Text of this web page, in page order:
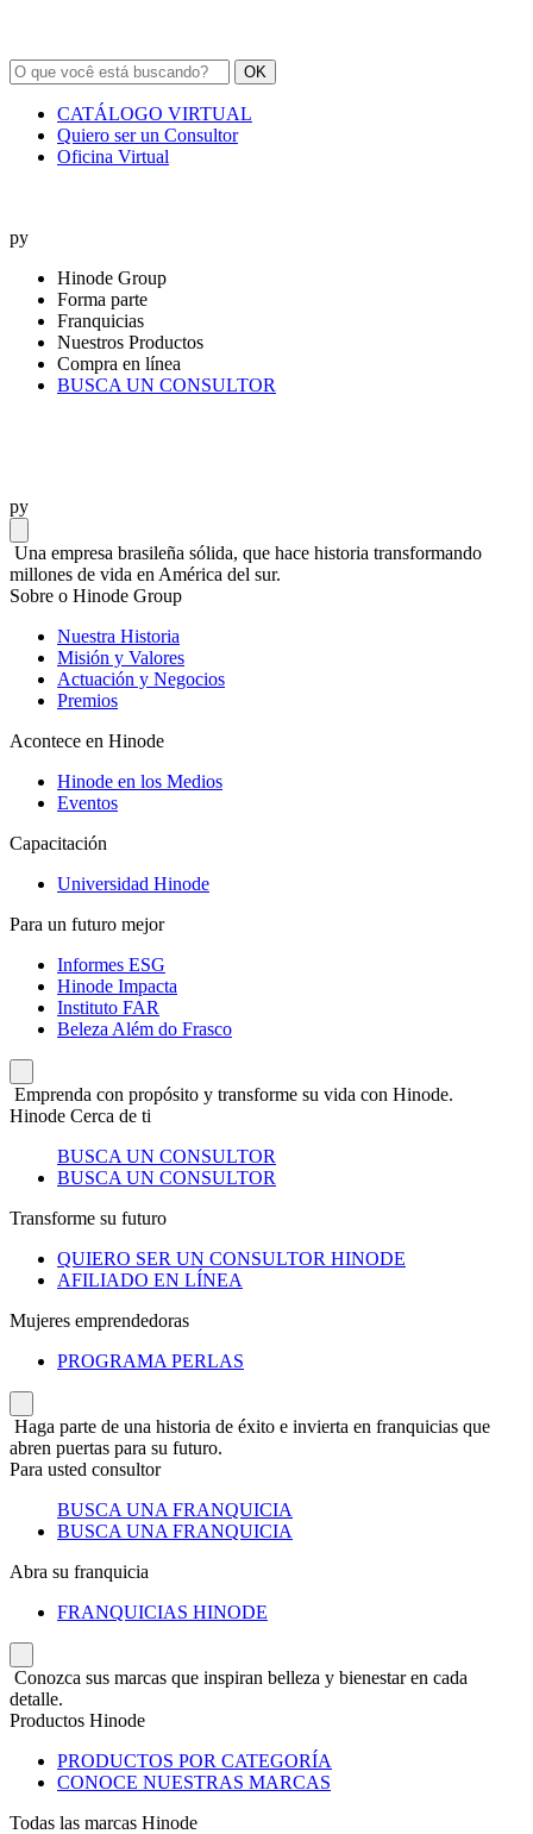
OK
CATÁLOGO VIRTUAL
Quiero ser un Consultor
Oficina Virtual
py
Hinode Group
Forma parte
Franquicias
Nuestros Productos
Compra en línea
BUSCA UN CONSULTOR
py
Una empresa brasileña sólida, que hace historia transformando
millones de vida en América del sur.
Sobre o Hinode Group
Nuestra Historia
Misión y Valores
Actuación y Negocios
Premios
Acontece en Hinode
Hinode en los Medios
Eventos
Capacitación
Universidad Hinode
Para un futuro mejor
Informes ESG
Hinode Impacta
Instituto FAR
Beleza Além do Frasco
Emprenda con propósito y transforme su vida con Hinode.
Hinode Cerca de ti
BUSCA UN CONSULTOR
BUSCA UN CONSULTOR
Transforme su futuro
QUIERO SER UN CONSULTOR HINODE
AFILIADO EN LÍNEA
Mujeres emprendedoras
PROGRAMA PERLAS
Haga parte de una historia de éxito e invierta en franquicias que
abren puertas para su futuro.
Para usted consultor
BUSCA UNA FRANQUICIA
BUSCA UNA FRANQUICIA
Abra su franquicia
FRANQUICIAS HINODE
Conozca sus marcas que inspiran belleza y bienestar en cada
detalle.
Productos Hinode
PRODUCTOS POR CATEGORÍA
CONOCE NUESTRAS MARCAS
Todas las marcas Hinode